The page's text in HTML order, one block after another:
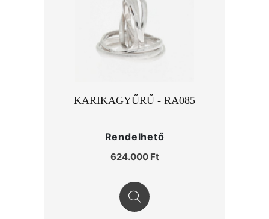
KARIKAGYŰRŰ - RA085
Rendelhető
624.000 Ft